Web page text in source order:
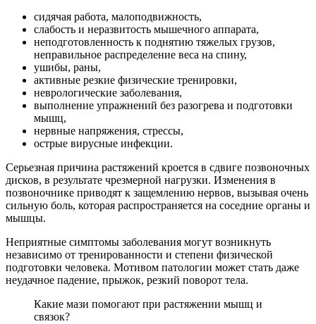
сидячая работа, малоподвижность,
слабость и неразвитость мышечного аппарата,
неподготовленность к поднятию тяжелых грузов,
неправильное распределение веса на спину,
ушибы, раны,
активные резкие физические тренировки,
неврологические заболевания,
выполнение упражнений без разогрева и подготовки
мышц,
нервные напряжения, стрессы,
острые вирусные инфекции.
Серьезная причина растяжений кроется в сдвиге позвоночных
дисков, в результате чрезмерной нагрузки. Изменения в
позвоночнике приводят к защемлению нервов, вызывая очень
сильную боль, которая распространяется на соседние органы и
мышцы.
Неприятные симптомы заболевания могут возникнуть
независимо от тренированности и степени физической
подготовки человека. Мотивом патологии может стать даже
неудачное падение, прыжок, резкий поворот тела.
Какие мази помогают при растяжении мышц и
связок?